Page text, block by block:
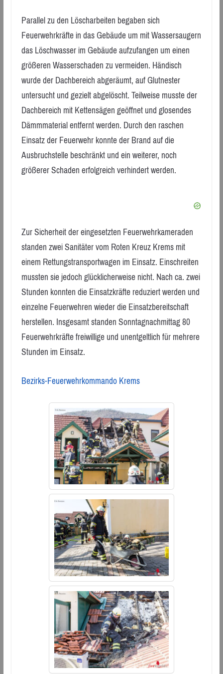
Parallel zu den Löscharbeiten begaben sich
Feuerwehrkräfte in das Gebäude um mit Wassersaugern
das Löschwasser im Gebäude aufzufangen um einen
größeren Wasserschaden zu vermeiden. Händisch
wurde der Dachbereich abgeräumt, auf Glutnester
untersucht und gezielt abgelöscht. Teilweise musste der
Dachbereich mit Kettensägen geöffnet und glosendes
Dämmmaterial entfernt werden. Durch den raschen
Einsatz der Feuerwehr konnte der Brand auf die
Ausbruchstelle beschränkt und ein weiterer, noch
größerer Schaden erfolgreich verhindert werden.
Zur Sicherheit der eingesetzten Feuerwehrkameraden
standen zwei Sanitäter vom Roten Kreuz Krems mit
einem Rettungstransportwagen im Einsatz. Einschreiten
mussten sie jedoch glücklicherweise nicht. Nach ca. zwei
Stunden konnten die Einsatzkräfte reduziert werden und
einzelne Feuerwehren wieder die Einsatzbereitschaft
herstellen. Insgesamt standen Sonntagnachmittag 80
Feuerwehrkräfte freiwillige und unentgeltlich für mehrere
Stunden im Einsatz.
Bezirks-Feuerwehrkommando Krems